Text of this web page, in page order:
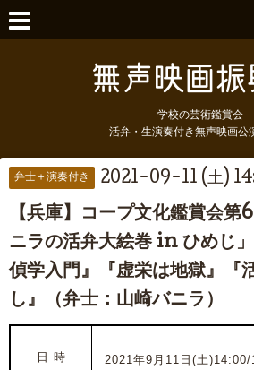
学校の芸術鑑賞会
活弁・生演奏付き無声映画公
弁士＋演奏付き 2021-09-11 (土)
【兵庫】コープ文化鑑賞会第
ニラの活弁大絵巻 in ひめじ
偵学入門』『虚栄は地獄』『
し』（弁士：山崎バニラ）
日 時 2021年9月11日(土)14:00/